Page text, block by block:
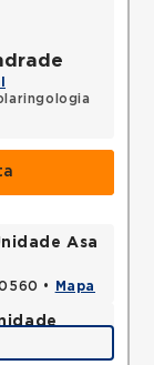
Asa
• Mapa